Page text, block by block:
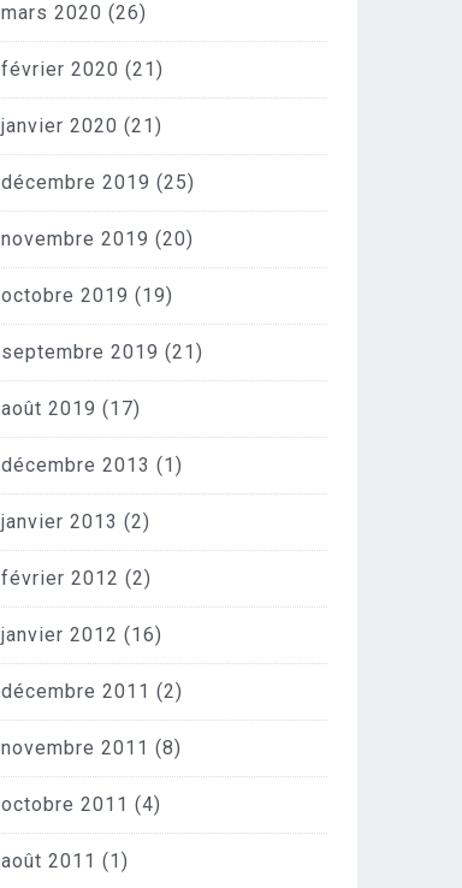
mars 2020 (26)
février 2020 (21)
janvier 2020 (21)
décembre 2019 (25)
novembre 2019 (20)
octobre 2019 (19)
septembre 2019 (21)
août 2019 (17)
décembre 2013 (1)
janvier 2013 (2)
février 2012 (2)
janvier 2012 (16)
décembre 2011 (2)
novembre 2011 (8)
octobre 2011 (4)
août 2011 (1)